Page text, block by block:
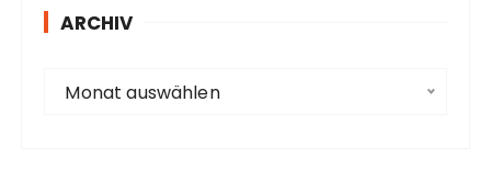
ARCHIV
Monat auswählen